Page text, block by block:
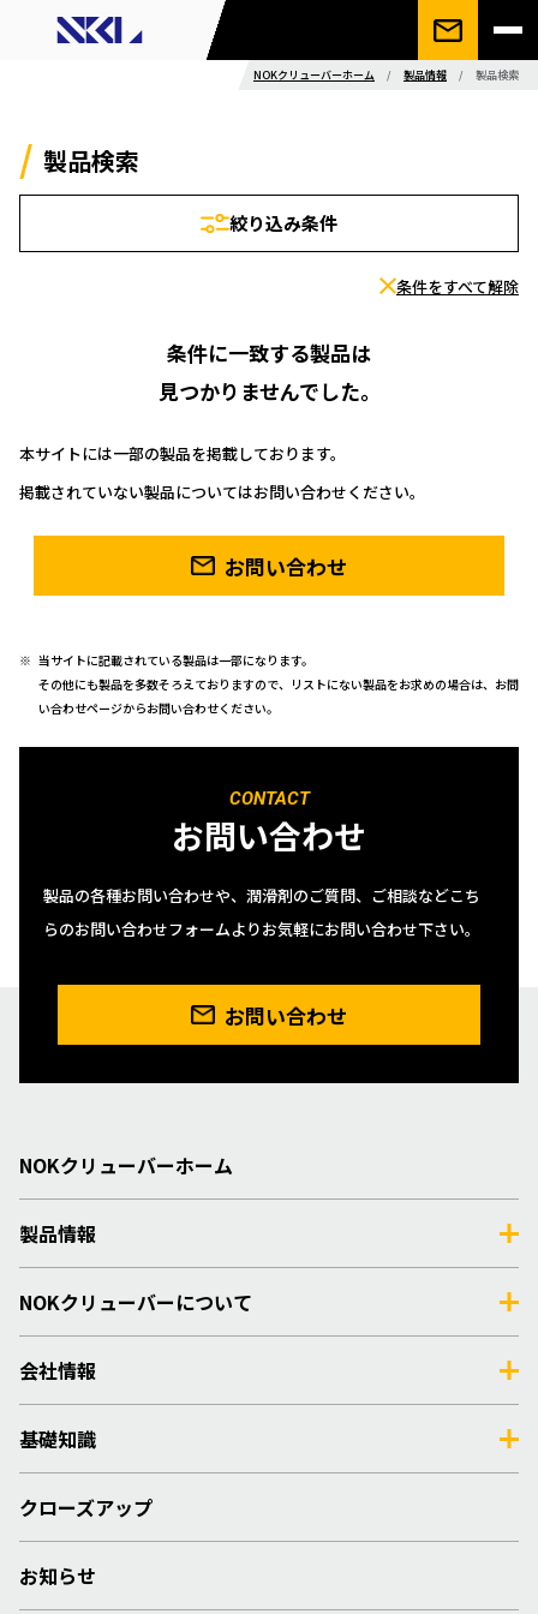
NOKクリューバーホーム / 製品情報 / 製品検索
製品検索
絞り込み条件
条件をすべて解除
条件に一致する製品は
見つかりませんでした。
本サイトには一部の製品を掲載しております。
掲載されていない製品についてはお問い合わせください。
お問い合わせ
当サイトに記載されている製品は一部になります。
その他にも製品を多数そろえておりますので、リストにない製品をお求めの場合は、お問
い合わせページからお問い合わせください。
CONTACT
お問い合わせ
製品の各種お問い合わせや、潤滑剤のご質問、ご相談などこち
らのお問い合わせフォームよりお気軽にお問い合わせ下さい。
お問い合わせ
NOKクリューバーホーム
製品情報
NOKクリューバーについて
会社情報
基礎知識
クローズアップ
お知らせ